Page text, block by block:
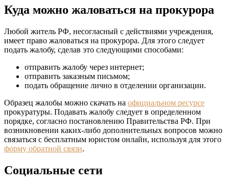
Куда можно жаловаться на прокурора
Любой житель РФ, несогласный с действиями учреждения,
имеет право жаловаться на прокурора. Для этого следует
подать жалобу, сделав это следующими способами:
отправить жалобу через интернет;
отправить заказным письмом;
подать обращение лично в отделении организации.
Образец жалобы можно скачать на официальном ресурсе
прокуратуры. Подавать жалобу следует в определенном
порядке, согласно постановлению Правительства РФ. При
возникновении каких-либо дополнительных вопросов можно
связаться с бесплатным юристом онлайн, используя для этого
форму обратной связи.
Социальные сети